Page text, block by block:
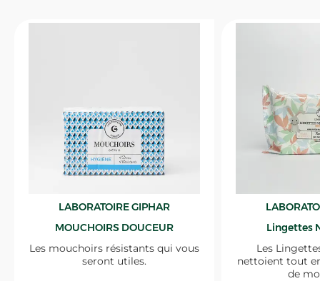
LABORATOIRE GIPHAR
MOUCHOIRS DOUCEUR
Les mouchoirs résistants qui vous
seront utiles.
Lingettes
Les
nettoient tout
de